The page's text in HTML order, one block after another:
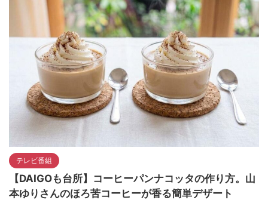
テレビ番組
【DAIGOも台所】コーヒーパンナコッタの作り方。山
本ゆりさんのほろ苦コーヒーが香る簡単デザート